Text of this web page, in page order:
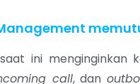
ini menginginkan
call, dan